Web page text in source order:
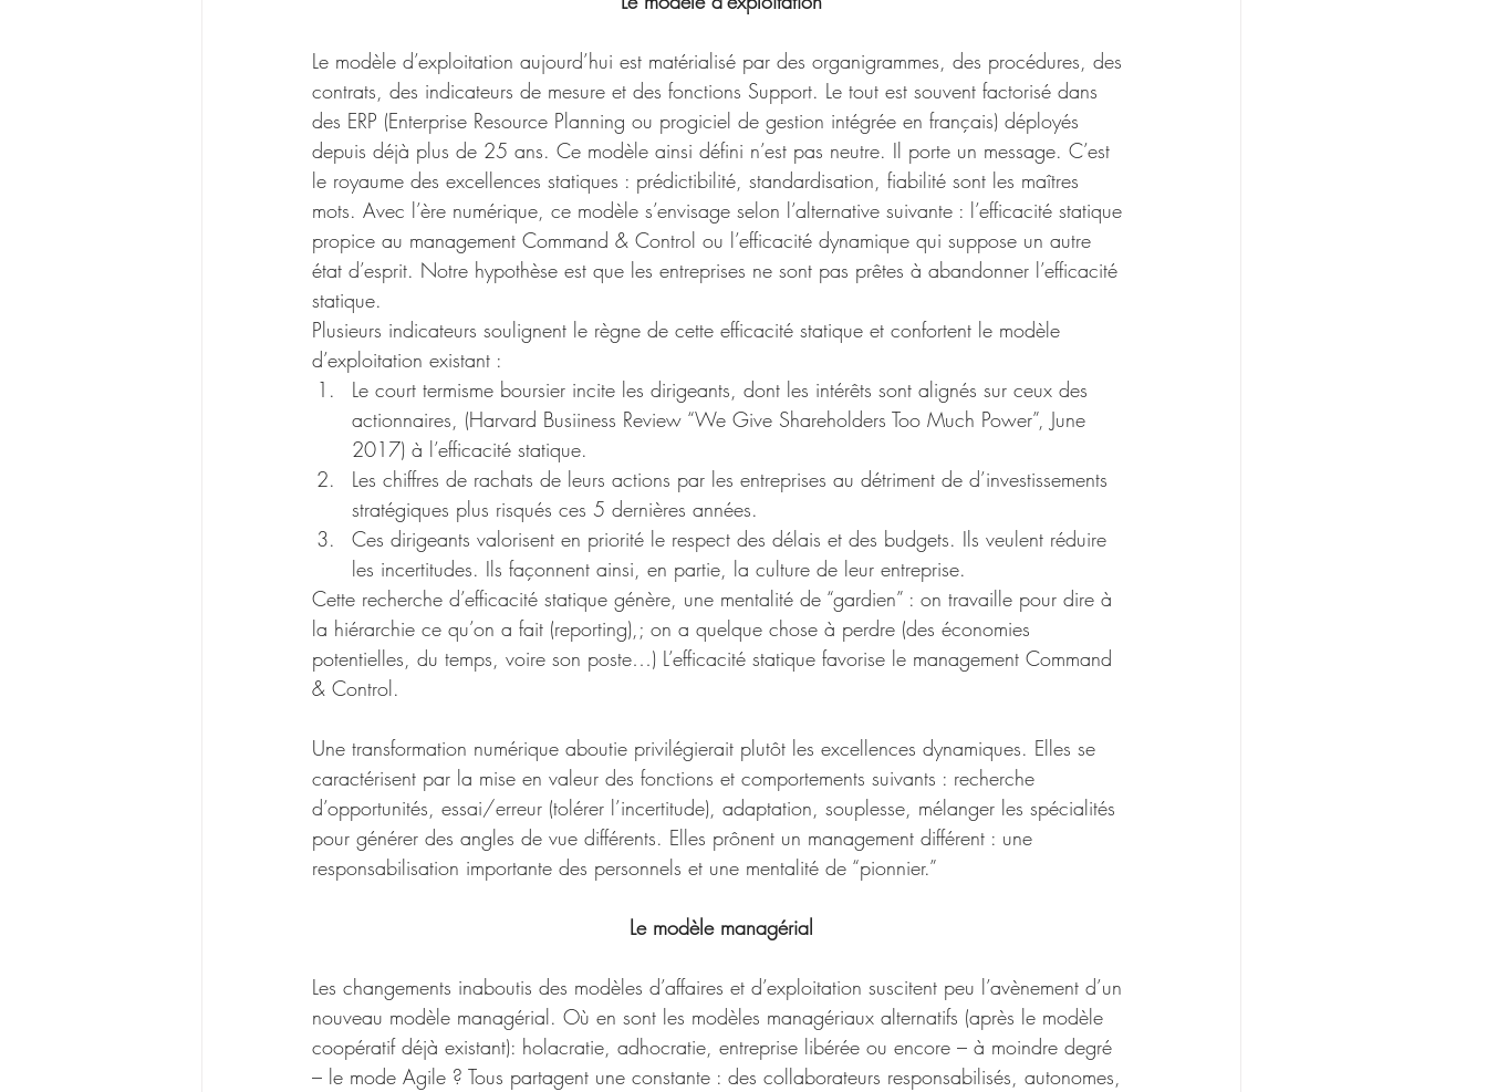
Le modèle d’exploitation aujourd’hui est matérialisé par des organigrammes, des procédures, des
contrats, des indicateurs de mesure et des fonctions Support. Le tout est souvent factorisé dans
des ERP (Enterprise Resource Planning ou progiciel de gestion intégrée en français) déployés
depuis déjà plus de 25 ans. Ce modèle ainsi défini n’est pas neutre. Il porte un message. C’est
le royaume des excellences statiques : prédictibilité, standardisation, fiabilité sont les maîtres
mots. Avec l’ère numérique, ce modèle s’envisage selon l’alternative suivante : l’efficacité statique
propice au management Command & Control ou l’efficacité dynamique qui suppose un autre
état d’esprit. Notre hypothèse est que les entreprises ne sont pas prêtes à abandonner l’efficacité
statique.
Plusieurs indicateurs soulignent le règne de cette efficacité statique et confortent le modèle
d’exploitation existant :
Le court termisme boursier incite les dirigeants, dont les intérêts sont alignés sur ceux des
actionnaires, (Harvard Busiiness Review “We Give Shareholders Too Much Power”, June
2017) à l’efficacité statique.
Les chiffres de rachats de leurs actions par les entreprises au détriment de d’investissements
stratégiques plus risqués ces 5 dernières années.
Ces dirigeants valorisent en priorité le respect des délais et des budgets. Ils veulent réduire
les incertitudes. Ils façonnent ainsi, en partie, la culture de leur entreprise.
Cette recherche d’efficacité statique génère, une mentalité de “gardien” : on travaille pour dire à
la hiérarchie ce qu’on a fait (reporting),; on a quelque chose à perdre (des économies
potentielles, du temps, voire son poste…) L’efficacité statique favorise le management Command
& Control.
Une transformation numérique aboutie privilégierait plutôt les excellences dynamiques. Elles se
caractérisent par la mise en valeur des fonctions et comportements suivants : recherche
d’opportunités, essai/erreur (tolérer l’incertitude), adaptation, souplesse, mélanger les spécialités
pour générer des angles de vue différents. Elles prônent un management différent : une
responsabilisation importante des personnels et une mentalité de “pionnier.”
Le modèle managérial
Les changements inaboutis des modèles d’affaires et d’exploitation suscitent peu l’avènement d’un
nouveau modèle managérial. Où en sont les modèles managériaux alternatifs (après le modèle
coopératif déjà existant): holacratie, adhocratie, entreprise libérée ou encore – à moindre degré
– le mode Agile ? Tous partagent une constante : des collaborateurs responsabilisés, autonomes,